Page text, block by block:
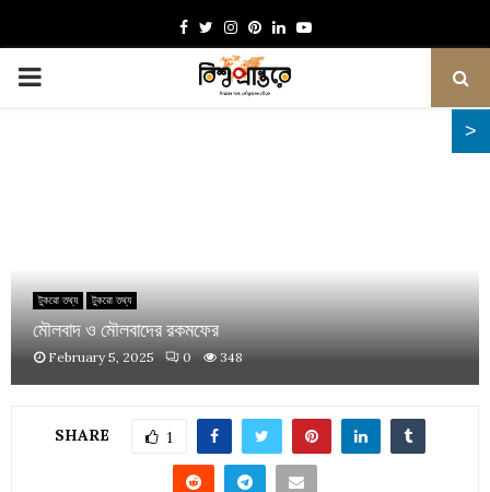
Facebook
TwitterInstagram
Pinterest
LinkedinYoutube
PRIMARY
টুকরো তথ্য টুকরো তথ্য
মৌলবাদ ও মৌলবাদের রকমফের
February 5, 2025 0 348
SHARE 1